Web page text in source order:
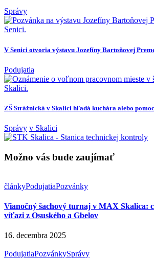
Správy
V Senici otvoria výstavu Jozefíny Bartoňovej
Podujatia
ZŠ Strážnická v Skalici hľadá kuchára alebo
Správy v Skalici
Možno vás bude zaujímať
článkyPodujatiaPozvánky
Vianočný šachový turnaj v MAX Skalica:
víťazi z Osuského a Gbelov
16. decembra 2025
PodujatiaPozvánkySprávy